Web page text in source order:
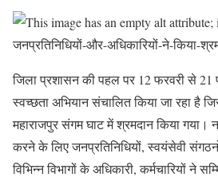
जिला प्रशासन की पहल पर 12 फरवरी से 21
स्वच्छता अभियान संचालित किया जा रहा है
महाराजपुर संगम घाट में श्रमदान किया गया।
करने के लिए जनप्रतिनिधियों, स्वयंसेवी
विभिन्न विभागों के अधिकारी, कर्मचारियों ने